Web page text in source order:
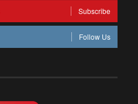
Subscribe
Follow Us